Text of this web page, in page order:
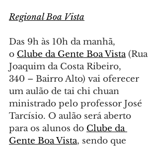
Regional Boa Vista
Das 9h às 10h da manhã,
o Clube da Gente Boa Vista (Rua
Joaquim da Costa Ribeiro,
340 – Bairro Alto) vai oferecer
um aulão de tai chi chuan
ministrado pelo professor José
Tarcísio. O aulão será aberto
para os alunos do Clube da
Gente Boa Vista, sendo que